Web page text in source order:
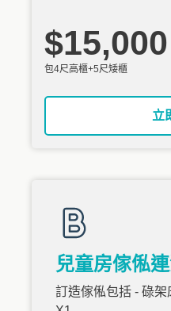
$15,000
包4尺高櫃+5尺矮櫃
立
兒童房傢俬
訂造傢俬包括 - 碌